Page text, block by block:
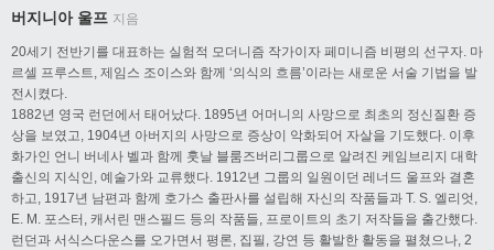
버지니아 울프 지음
20세기 전반기를 대표하는 실험적 모더니즘 작가이자 페미니즘 비평의 선구자. 마
르셀 프루스트, 제임스 조이스와 함께 ‘의식의 흐름’이라는 새로운 서술 기법을 발
전시켰다.
1882년 영국 런던에서 태어났다. 1895년 어머니의 사망으로 최초의 정신질환 증
상을 보였고, 1904년 아버지의 사망으로 증상이 악화되어 자살을 기도했다. 이후
화가인 언니 버네사 벨과 함께 훗날 블룸즈버리그룹으로 알려진 케임브리지 대학
출신의 지식인, 예술가와 교류했다. 1912년 그룹의 일원이던 레너드 울프와 결혼
하고, 1917년 남편과 함께 호가스 출판사를 설립해 자신의 작품들과 T. S. 엘리엇,
E. M. 포스터, 캐서린 맨스필드 등의 작품들, 프로이트의 초기 저작들을 출간했다.
런던과 서식스다운스를 오가면서 평론, 집필, 강연 등 활발한 활동을 펼쳤으나, 2